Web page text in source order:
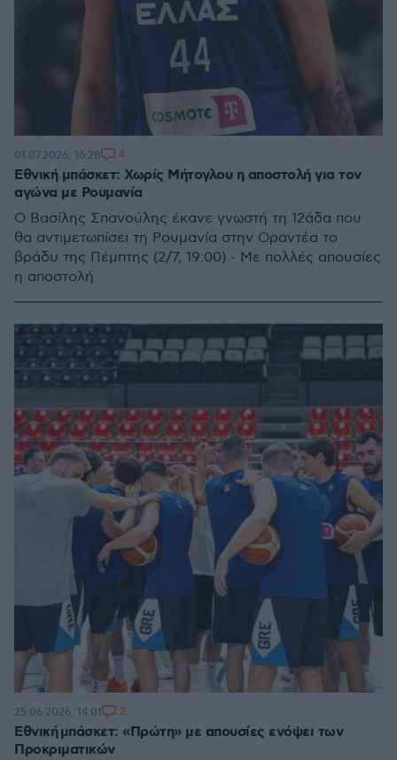
Εθνική μπάσκετ: Χωρίς Μήτογλου η αποστολή για τον
αγώνα με Ρουμανία
Ο Βασίλης Σπανούλης έκανε γνωστή τη 12άδα που
θα αντιμετωπίσει τη Ρουμανία στην Οραντέα το
βράδυ της Πέμπτης (2/7, 19:00) - Με πολλές απουσίες
η αποστολή
01.07.2026, 16:28 4
Εθνική μπάσκετ: «Πρώτη» με απουσίες ενόψει των
Προκριματικών
25.06.2026, 14:01 2